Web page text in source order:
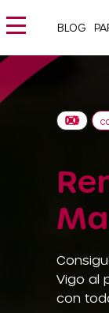
BLOG
Vigo al
con